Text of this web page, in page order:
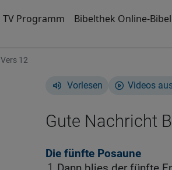
TV Programm Bibelthek Online-Bibel
Vers 12
Vorlesen Videos
Gute Nachricht
Die fünfte Posaune
1